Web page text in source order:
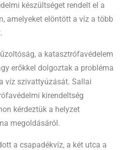
készültséget rendelt el a
amelyeket elöntött a víz a több
a katasztrófavédelem
erőkkel dolgoztak a probléma
víz szivattyúzását. Sallai
kirendeltség
kérdeztük a helyzet
megoldásáról.
a csapadékvíz, a két utca a